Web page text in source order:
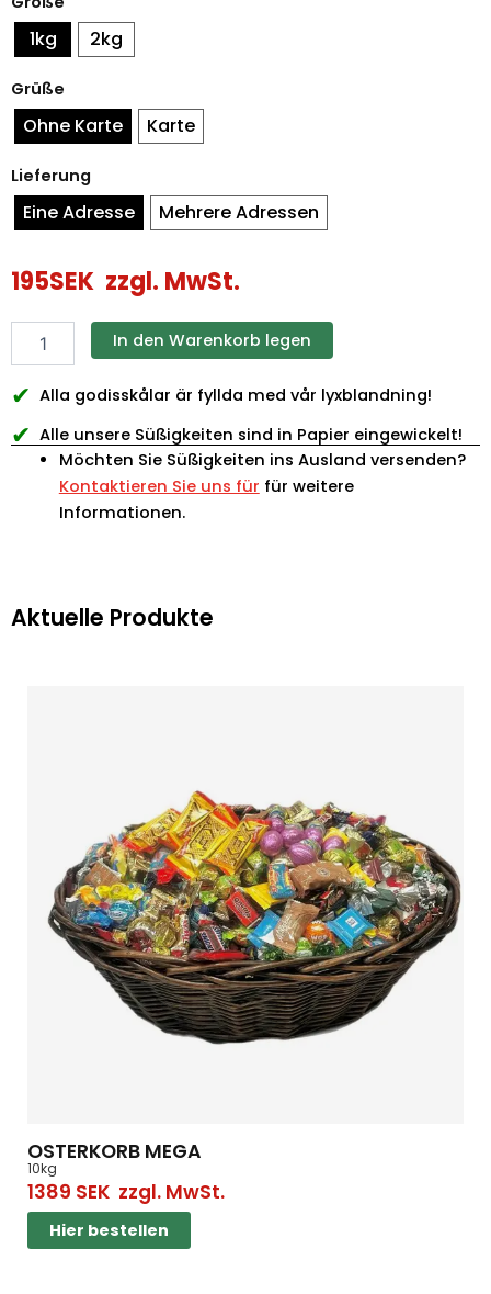
1kg 2kg
Grüße
Ohne Karte Karte
Lieferung
Eine Adresse Mehrere Adressen
195SEK zzgl. MwSt.
Ostern
Muscheln
Menge
In den Warenkorb legen
✔ Alla godisskålar är fyllda med vår lyxblandning!
✔ Alle unsere Süßigkeiten sind in Papier eingewickelt!
Möchten Sie Süßigkeiten ins Ausland versenden?
Kontaktieren Sie uns für für weitere
Informationen.
Aktuelle Produkte
OSTERKORB MEGA
10kg
1389 SEKzzgl. MwSt.
Hier bestellen